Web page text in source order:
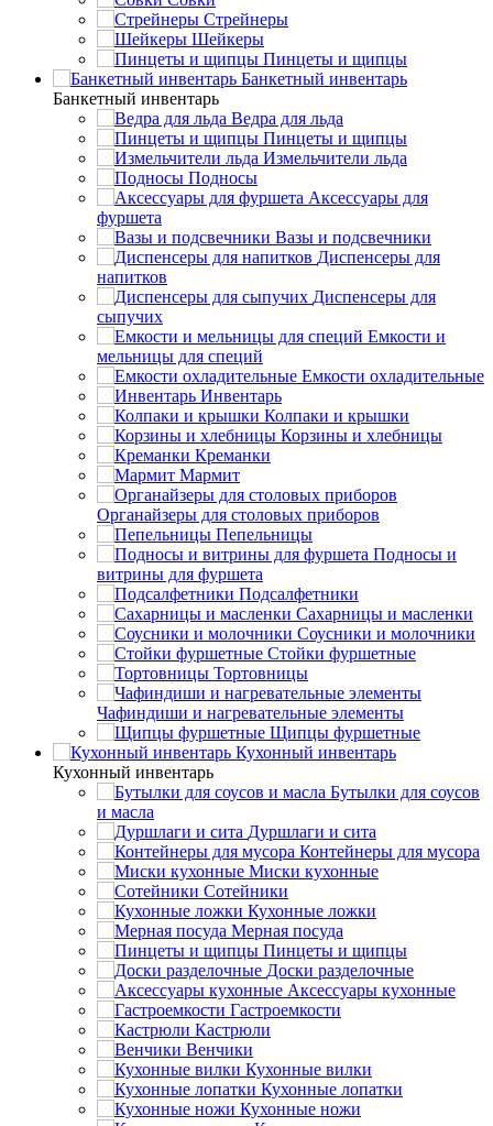
Стрейнеры
Шейкеры
Пинцеты и щипцы
Банкетный инвентарь
Банкетный инвентарь
Ведра для льда
Пинцеты и щипцы
Измельчители льда
Подносы
Аксессуары для
фуршета
Вазы и подсвечники
Диспенсеры для
напитков
Диспенсеры для
сыпучих
Емкости и
мельницы для специй
Емкости охладительные
Инвентарь
Колпаки и крышки
Корзины и хлебницы
Креманки
Мармит
Органайзеры для столовых приборов
Пепельницы
Подносы и
витрины для фуршета
Подсалфетники
Сахарницы и масленки
Соусники и молочники
Стойки фуршетные
Тортовницы
Чафиндиши и нагревательные элементы
Щипцы фуршетные
Кухонный инвентарь
Кухонный инвентарь
Бутылки для соусов
и масла
Дуршлаги и сита
Контейнеры для мусора
Миски кухонные
Сотейники
Кухонные ложки
Мерная посуда
Пинцеты и щипцы
Доски разделочные
Аксессуары кухонные
Гастроемкости
Кастрюли
Венчики
Кухонные вилки
Кухонные лопатки
Кухонные ножи